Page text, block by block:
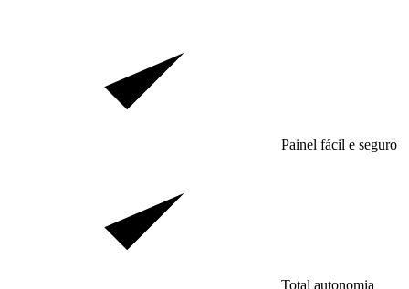
Painel fácil e seguro
Total autonomia